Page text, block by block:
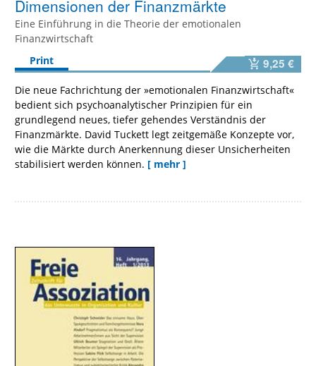
Dimensionen der Finanzmärkte
Eine Einführung in die Theorie der emotionalen
Finanzwirtschaft
Print
9,25 €
Die neue Fachrichtung der »emotionalen Finanzwirtschaft«
bedient sich psychoanalytischer Prinzipien für ein
grundlegend neues, tiefer gehendes Verständnis der
Finanzmärkte. David Tuckett legt zeitgemäße Konzepte vor,
wie die Märkte durch Anerkennung dieser Unsicherheiten
stabilisiert werden können. [ mehr ]